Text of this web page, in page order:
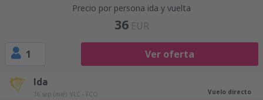
Precio por persona ida y vuelta
36 EUR
1 Ver oferta
Ida
16 sep (mié) VLC - FCO Vuelo directo